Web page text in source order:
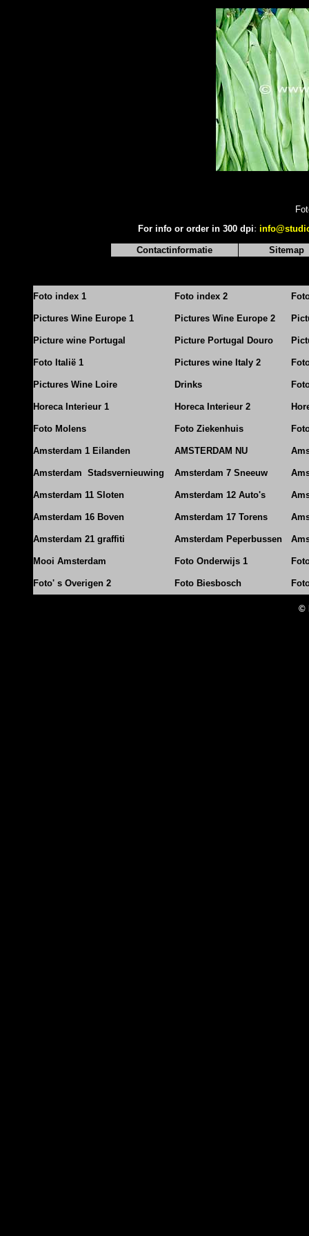
For info or order in 300 dpi:
Contactinformatie Sitemap
Foto index 1 Foto index 2
Pictures Wine Europe 1 Pictures Wine Europe 2
Picture wine Portugal Picture Portugal Douro
Foto Italië 1 Pictures wine Italy 2
Pictures Wine Loire Drinks
Horeca Interieur 1 Horeca Interieur 2
Foto Molens Foto Ziekenhuis
Amsterdam 1 Eilanden AMSTERDAM NU
Amsterdam Stadsvernieuwing Amsterdam 7 Sneeuw
Amsterdam 11 Sloten Amsterdam 12 Auto's
Amsterdam 16 Boven Amsterdam 17 Torens
Amsterdam 21 graffiti Amsterdam Peperbussen
Mooi Amsterdam Foto Onderwijs 1
Foto' s Overigen 2 Foto Biesbosch
©